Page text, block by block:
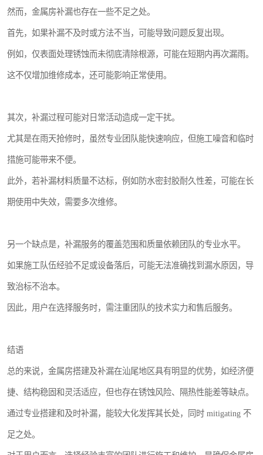
然而，金属房补漏也存在一些不足之处。
首先，如果补漏不及时或方法不当，可能导致问题反复出现。
例如，仅表面处理锈蚀而未彻底清除根源，可能在短期内再次漏雨。
这不仅增加维修成本，还可能影响正常使用。
其次，补漏过程可能对日常活动造成一定干扰。
尤其是在雨天抢修时，虽然专业团队能快速响应，但施工噪音和临时
措施可能带来不便。
此外，若补漏材料质量不达标，例如防水密封胶耐久性差，可能在长
期使用中失效，需要多次维修。
另一个缺点是，补漏服务的覆盖范围和质量依赖团队的专业水平。
如果施工队伍经验不足或设备落后，可能无法准确找到漏水原因，导
致治标不治本。
因此，用户在选择服务时，需注重团队的技术实力和售后服务。
结语
总的来说，金属房搭建及补漏在汕尾地区具有明显的优势，如经济便
捷、结构稳固和灵活适应，但也存在锈蚀风险、隔热性能差等缺点。
通过专业搭建和及时补漏，能较大化发挥其长处，同时 mitigating 不
足之处。